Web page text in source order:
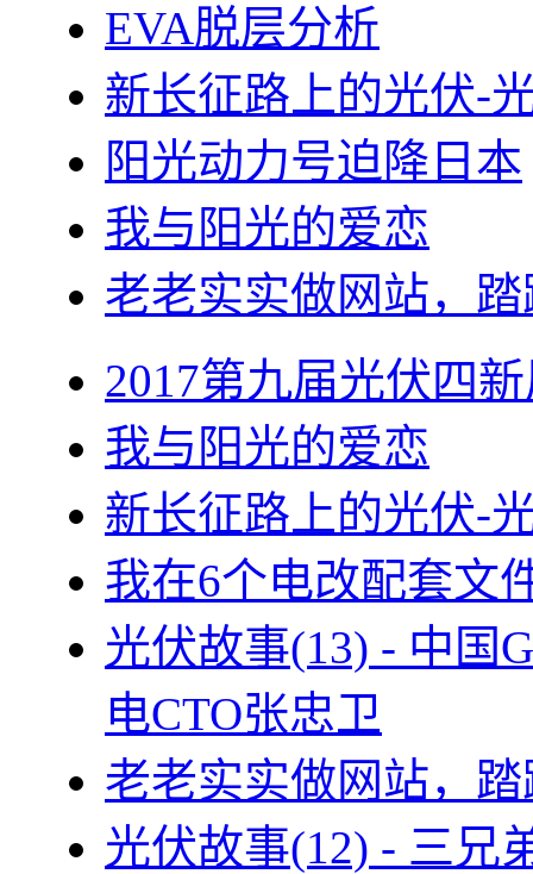
EVA脱层分析
新长征路上的光伏-
阳光动力号迫降日本
我与阳光的爱恋
老老实实做网站，
2017第九届光伏四
我与阳光的爱恋
新长征路上的光伏-
我在6个电改配套文
光伏故事(13) - 中国
电CTO张忠卫
老老实实做网站，
光伏故事(12) - 三兄